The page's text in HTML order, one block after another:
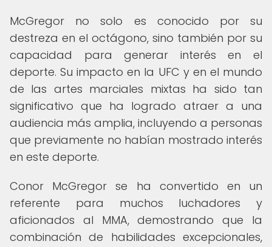
McGregor no solo es conocido por su
destreza en el octágono, sino también por su
capacidad para generar interés en el
deporte. Su impacto en la UFC y en el mundo
de las artes marciales mixtas ha sido tan
significativo que ha logrado atraer a una
audiencia más amplia, incluyendo a personas
que previamente no habían mostrado interés
en este deporte.
Conor McGregor se ha convertido en un
referente para muchos luchadores y
aficionados al MMA, demostrando que la
combinación de habilidades excepcionales,